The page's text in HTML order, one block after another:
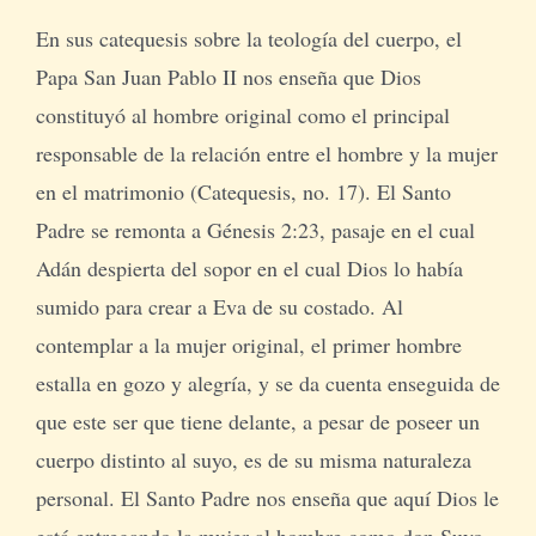
En sus catequesis sobre la teología del cuerpo, el
Papa San Juan Pablo II nos enseña que Dios
constituyó al hombre original como el principal
responsable de la relación entre el hombre y la mujer
en el matrimonio (Catequesis, no. 17). El Santo
Padre se remonta a Génesis 2:23, pasaje en el cual
Adán despierta del sopor en el cual Dios lo había
sumido para crear a Eva de su costado. Al
contemplar a la mujer original, el primer hombre
estalla en gozo y alegría, y se da cuenta enseguida de
que este ser que tiene delante, a pesar de poseer un
cuerpo distinto al suyo, es de su misma naturaleza
personal. El Santo Padre nos enseña que aquí Dios le